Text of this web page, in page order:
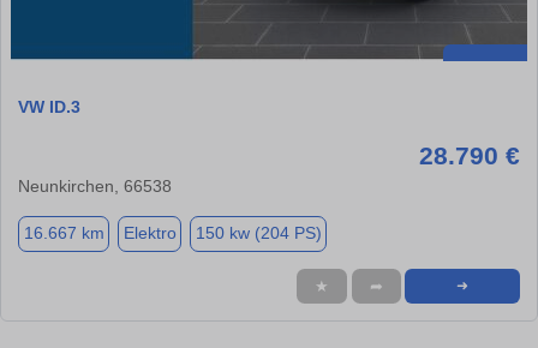
VW ID.3
28.790 €
Neunkirchen, 66538
16.667 km Elektro 150 kw (204 PS)
★ ➦ ➜